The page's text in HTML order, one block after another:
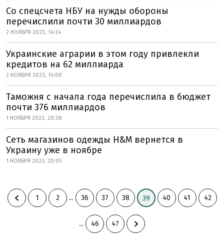
Со спецсчета НБУ на нужды обороны
перечислили почти 30 миллиардов
2 НОЯБРЯ 2023, 14:24
Украинские аграрии в этом году привлекли
кредитов на 62 миллиарда
2 НОЯБРЯ 2023, 14:00
Таможня с начала года перечислила в бюджет
почти 376 миллиардов
1 НОЯБРЯ 2023, 20:38
Сеть магазинов одежды H&M вернется в
Украину уже в ноябре
1 НОЯБРЯ 2023, 20:05
1 2 ... 36 37 38 39 40 41 42
... 46 47